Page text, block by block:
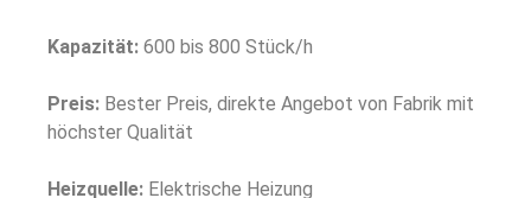
Kapazität: 600 bis 800 Stück/h
Preis: Bester Preis, direkte Angebot von Fabrik mit
höchster Qualität
Heizquelle: Elektrische Heizung